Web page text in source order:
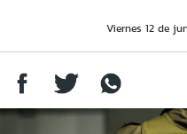
Viernes 12 de